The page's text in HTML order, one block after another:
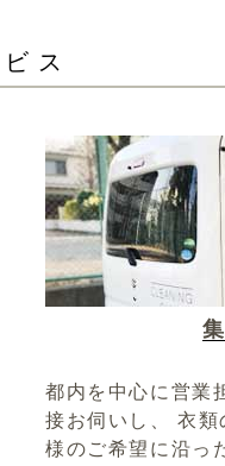
ス
都内を中心に営業
接お伺いし、 衣
様のご希望に沿っ